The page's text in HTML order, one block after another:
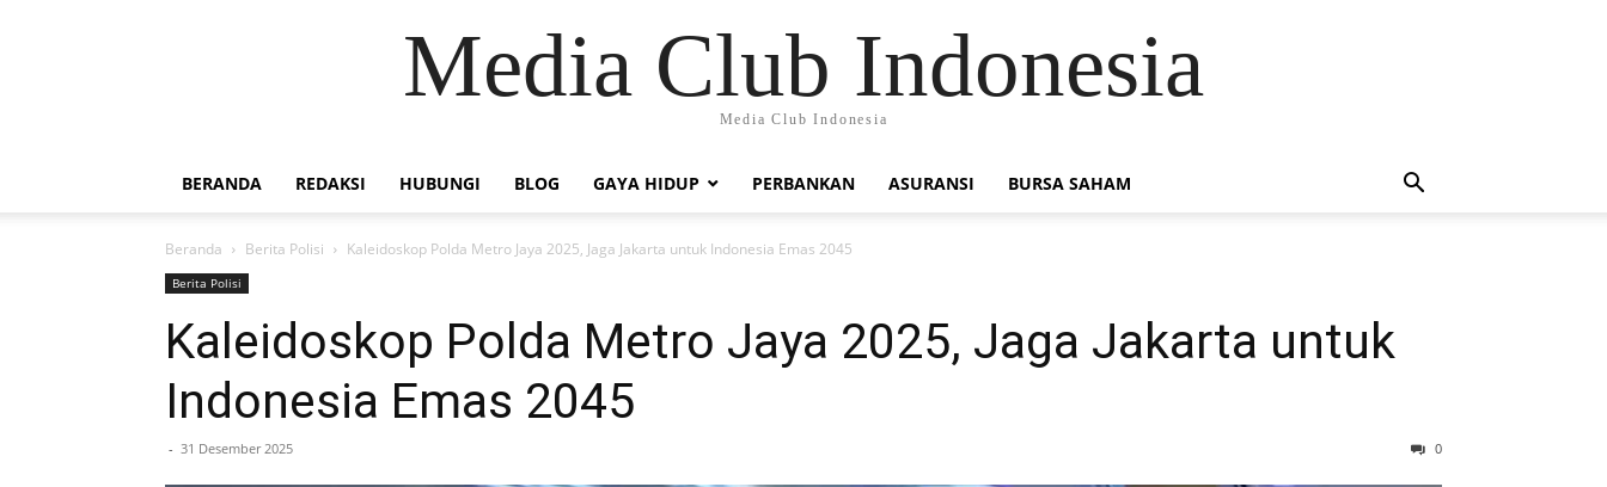
Media Club Indonesia
Media Club Indonesia
BERANDA REDAKSI HUBUNGI BLOG GAYA HIDUP PERBANKAN ASURANSI BURSA SAHAM
Beranda Berita Polisi Kaleidoskop Polda Metro Jaya 2025, Jaga Jakarta untuk Indonesia Emas 2045
Berita Polisi
Kaleidoskop Polda Metro Jaya 2025, Jaga Jakarta untuk
Indonesia Emas 2045
- 31 Desember 2025 0